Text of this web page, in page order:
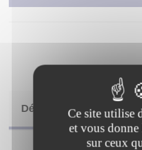
Détails du produit
Ce site utilise
et vous
sur ceux